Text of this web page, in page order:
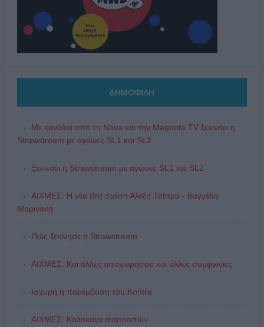
ΔΗΜΟΦΙΛΗ
Με κανάλια από τη Nova και την Magenta TV ξεκινάει η
Strawstream με αγώνες SL1 και SL2
Ξεκινάει η Strawstream με αγώνες SL1 και SL2
ΑΙΧΜΕΣ: Η νέα (In) σχέση Αλέξη Τσίπρα - Βαγγέλη
Μαρινάκη
Πώς ξεκίνησε η Strawstream
ΑΙΧΜΕΣ: Και άλλες αποχωρήσεις και άλλες συμφωνίες
Ισχυρή η παρέμβαση του Kontra
ΑΙΧΜΕΣ: Καλοκαίρι ανατροπών